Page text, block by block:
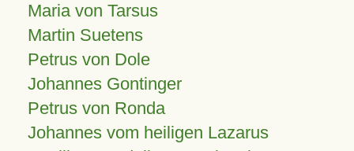
Maria von Tarsus
Martin Suetens
Petrus von Dole
Johannes Gontinger
Petrus von Ronda
Johannes vom heiligen Lazarus